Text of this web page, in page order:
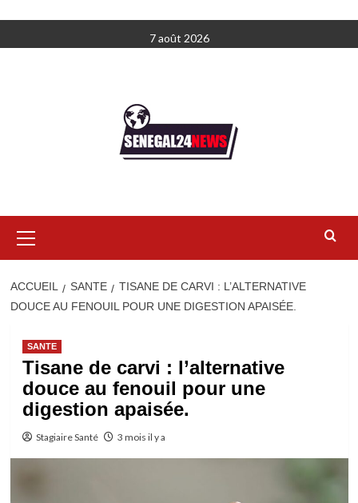
au
7 août 2026
principal
ACCUEIL SANTE
TISANE DE CARVI : L’ALTERNATIVE
DOUCE AU FENOUIL POUR UNE DIGESTION APAISÉE.
SANTE
Tisane de carvi : l’alternative
douce au fenouil pour une
digestion apaisée.
Stagiaire Santé 3 mois il y a